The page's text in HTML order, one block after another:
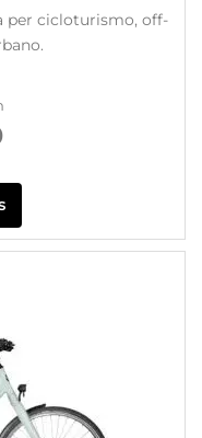
per cicloturismo, off-